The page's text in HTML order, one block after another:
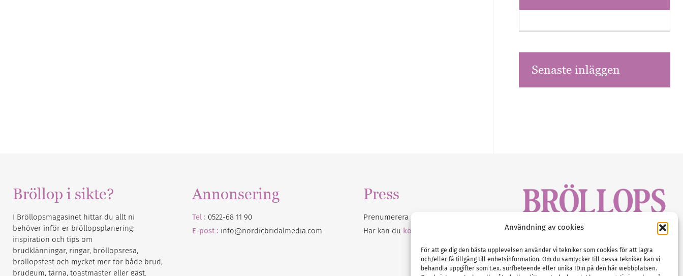
Användning av cookies
För att ge dig den bästa upplevelsen använder vi tekniker som cookies för att lagra
och/eller få tillgång till enhetsinformation. Om du samtycker till dessa tekniker kan vi
behandla uppgifter som t.ex. surfbeteende eller unika ID:n på den här webbplatsen.
Senaste inläggen
Bröllop i sikte?
I Bröllopsmagasinet hittar du allt ni
behöver inför er bröllopsplanering:
inspiration och tips om
brudklänningar, ringar, bröllopsresa,
bröllopsfest och mycket mer för både brud,
brudgum, tärna, toastmaster eller gäst.
Annonsering
Tel : 0522-68 11 90
E-post : info@nordicbridalmedia.com
Press
Prenumerera på vårt
Här kan du köpa Bröllopsmagasinet
Tel :0522-68 11 90
E-post:info@nordicbridalmedia.com